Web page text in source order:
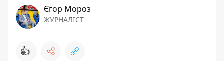
Єгор Мороз
ЖУРНАЛІСТ
👍